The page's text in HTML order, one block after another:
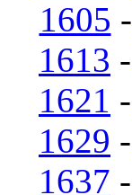
1605 -
1613 -
1621 -
1629 -
1637 -